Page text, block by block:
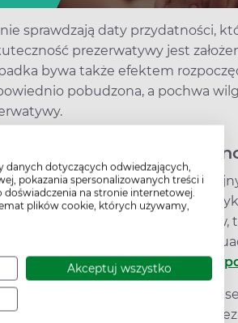
danych dotyczących odwiedzających,
pokazania spersonalizowanych treści i
doświadczenia na stronie internetowej.
plików cookie, których używamy,
Akceptuj wszystko
sprawdzają daty przydatności,
prezerwatywy jest
bywa także efektem
pobudzona, a pochwa
tabletek
zażywanie tabletek
błąd w zażyciu tabletek
mieć brzemiennych
jest problemem. W takiej
dodatkową
zwykle przyjmuje się w
placebo lub robi przerwę).